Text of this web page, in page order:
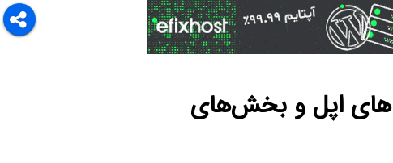
آشنایی با مک‌او‌اس، سیستم عامل MacBook و iMac های اپل و بخش‌های